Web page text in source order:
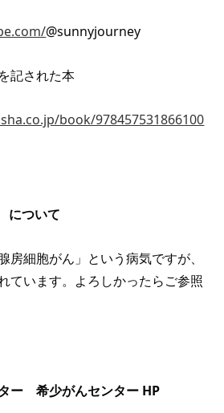
@sunnyjourney
記された本
book/978457531866100
について
房細胞がん」という病気ですが、
ています。よろしかったらご参照
ー　希少がんセンター HP